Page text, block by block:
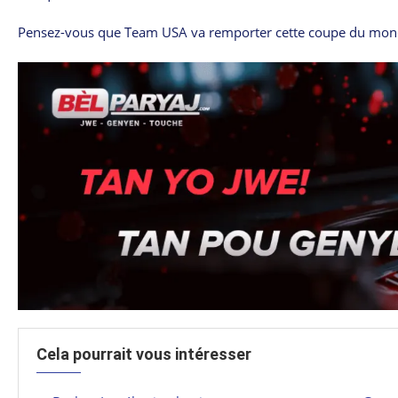
Pensez-vous que Team USA va remporter cette coupe du
Cela pourrait vous intéresser